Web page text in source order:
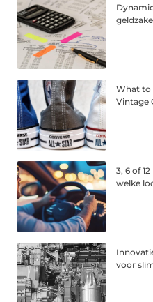
What to
Vintage
3, 6 of
welke
voor